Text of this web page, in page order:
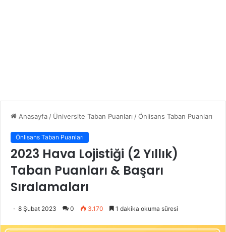
Anasayfa / Üniversite Taban Puanları /Önlisans Taban Puanları
Önlisans Taban Puanları
2023 Hava Lojistiği (2 Yıllık)
Taban Puanları & Başarı
Sıralamaları
8 Şubat 2023 0 3.170 1 dakika okuma süresi